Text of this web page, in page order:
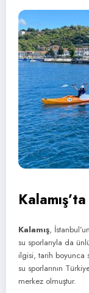
Kalamış,
su sporlarıyla da
ilgisi, tarih boyunca
su sporlarının
merkez olmuştur.